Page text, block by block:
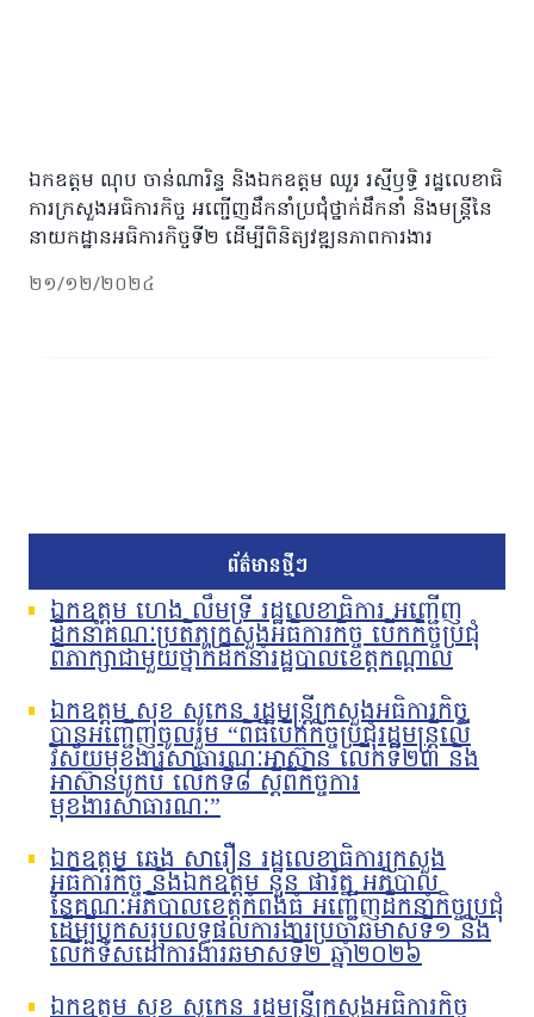
ឯកឧត្តម ណុប ចាន់ណារិន្ទ និងឯកឧត្តម ឈួរ រស្មីឫទ្ធិ រដ្ឋលេខាធិ
ការក្រសួងអធិការកិច្ច អញ្ជើញដឹកនាំប្រជុំថ្នាក់ដឹកនាំ និងមន្ត្រីនៃ
នាយកដ្ឋានអធិការកិច្ចទី២ ដើម្បីពិនិត្យវឌ្ឍនភាពការងារ
២១/១២/២០២៤
ព័ត៌មានថ្មីៗ
ឯកឧត្តម ហេង លឹមទ្រី រដ្ឋលេខាធិការ អញ្ជើញ
ដឹកនាំគណៈប្រតិភូក្រសួងអធិការកិច្ច បើកកិច្ចប្រជុំ
ពិភាក្សាជាមួយថ្នាក់ដឹកនាំរដ្ឋបាលខេត្តកណ្តាល
ឯកឧត្តម សុខ សូកេន រដ្ឋមន្រ្តីក្រសួងអធិការកិច្ច
បានអញ្ជើញចូលរួម “ពិធីបើកកិច្ចប្រជុំរដ្ឋមន្ត្រីលើ
វិស័យមុខងារសាធារណៈអាស៊ាន លើកទី២៣ និង
អាស៊ានបូកបី លើកទី៨ ស្តីពីកិច្ចការ
មុខងារសាធារណៈ”
ឯកឧត្តម ឆេង សារឿន រដ្ឋលេខាធិការក្រសួង
អធិការកិច្ច និងឯកឧត្តម នួន ផារ័ត្ន អភិបាល
នៃគណៈអភិបាលខេត្តកំពង់ធំ អញ្ជើញដឹកនាំកិច្ចប្រជុំ
ដើម្បីបូកសរុបលទ្ធផលការងារប្រចាំឆមាសទី១ និង
លើកទិសដៅការងារឆមាសទី២ ឆ្នាំ២០២៦
ឯកឧត្តម សុខ សូកេន រដ្ឋមន្រ្តីក្រសួងអធិការកិច្ច